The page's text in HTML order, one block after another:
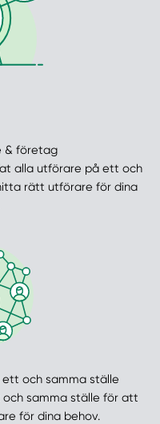
& företag
alla utförare på ett och
rätt utförare för dina
och samma ställe
samma ställe för att
för dina behov.